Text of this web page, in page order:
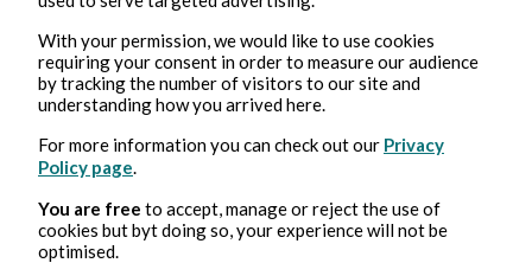
Foundation - Saison 2
Cultura
With your permission, we would like to use cookies
requiring your consent in order to measure our audience
by tracking the number of visitors to our site and
understanding how you arrived here.
For more information you can check out our Privacy
Policy page
You are free to accept, manage or reject the use of
cookies but byt doing so, your experience will not be
optimised.